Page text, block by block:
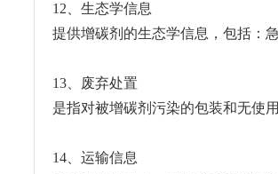
12、生态学信息
提供增碳剂的生态学信息，包括：
13、废弃处置
是指对被增碳剂污染的包装和无使
14、运输信息